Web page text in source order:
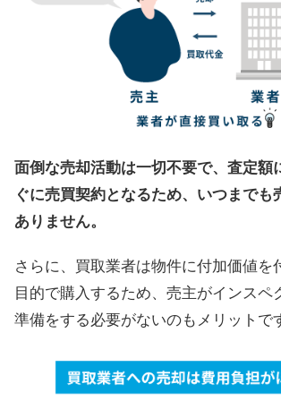
面倒な売却活動は一切不要で、査定額
ぐに売買契約となるため、いつまでも
ありません。
さらに、買取業者は物件に付加価値を
目的で購入するため、売主がインスペ
準備をする必要がないのもメリットで